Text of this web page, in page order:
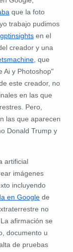
que la foto
trabajo pudimos
en el
creador y una
, que
Ai y Photoshop"
este creador, no
en las que
Pero,
las que aparecen
Donald Trump y
artificial
imágenes
incluyendo
en Google de
no
afirmación se
documento u
de pruebas